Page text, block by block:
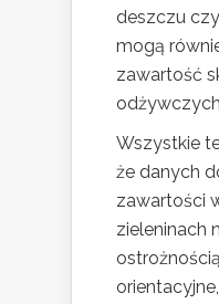
deszczu
mogą
zawartość
Wszystkie
że danych
zawartości
zieleninach